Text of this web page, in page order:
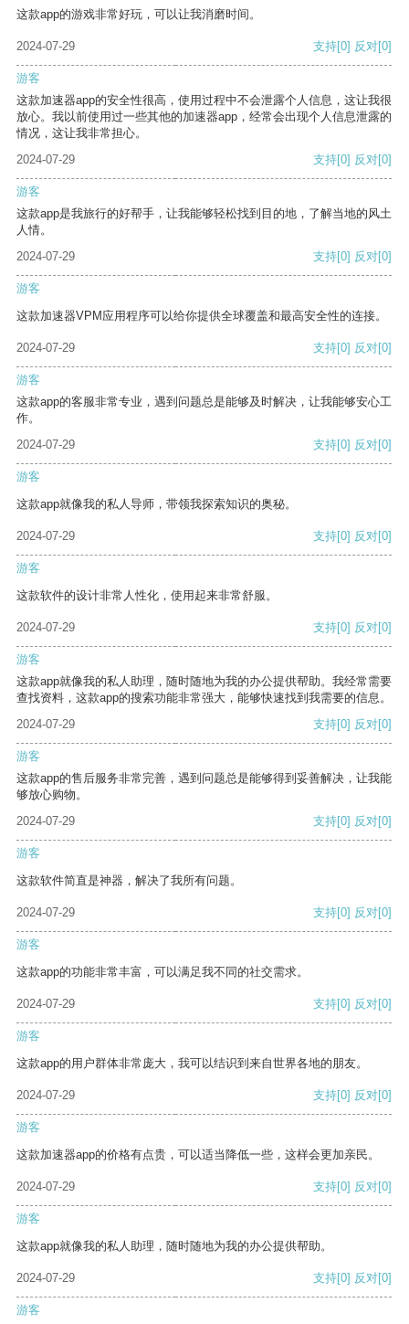
这款app的游戏非常好玩，可以让我消磨时间。
2024-07-29 支持[0] 反对[0]
游客
这款加速器app的安全性很高，使用过程中不会泄露个人信息，这让我很
放心。我以前使用过一些其他的加速器app，经常会出现个人信息泄露的
情况，这让我非常担心。
2024-07-29
支持[0] 反对[0]
游客
这款app是我旅行的好帮手，让我能够轻松找到目的地，了解当地的风土
人情。
2024-07-29
支持[0] 反对[0]
游客
这款加速器VPM应用程序可以给你提供全球覆盖和最高安全性的连接。
2024-07-29 支持[0] 反对[0]
游客
这款app的客服非常专业，遇到问题总是能够及时解决，让我能够安心工
作。
2024-07-29
支持[0] 反对[0]
游客
这款app就像我的私人导师，带领我探索知识的奥秘。
2024-07-29 支持[0] 反对[0]
游客
这款软件的设计非常人性化，使用起来非常舒服。
2024-07-29 支持[0] 反对[0]
游客
这款app就像我的私人助理，随时随地为我的办公提供帮助。我经常需要
查找资料，这款app的搜索功能非常强大，能够快速找到我需要的信息。
2024-07-29
支持[0] 反对[0]
游客
这款app的售后服务非常完善，遇到问题总是能够得到妥善解决，让我能
够放心购物。
2024-07-29
支持[0] 反对[0]
游客
这款软件简直是神器，解决了我所有问题。
2024-07-29 支持[0] 反对[0]
游客
这款app的功能非常丰富，可以满足我不同的社交需求。
2024-07-29 支持[0] 反对[0]
游客
这款app的用户群体非常庞大，我可以结识到来自世界各地的朋友。
2024-07-29 支持[0] 反对[0]
游客
这款加速器app的价格有点贵，可以适当降低一些，这样会更加亲民。
2024-07-29 支持[0] 反对[0]
游客
这款app就像我的私人助理，随时随地为我的办公提供帮助。
2024-07-29 支持[0] 反对[0]
游客